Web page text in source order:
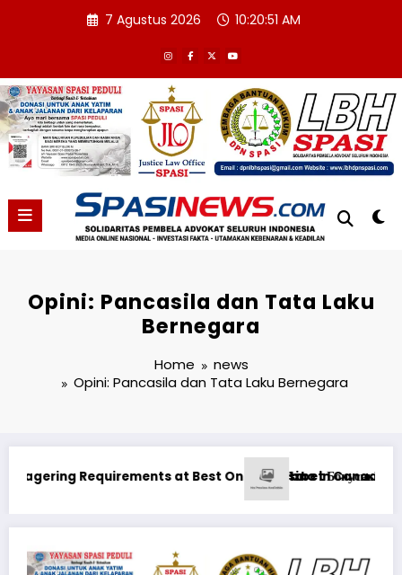
7 Agustus 2026 10:20:51 AM
Opini: Pancasila dan Tata Laku
Bernegara
Home
news
Opini: Pancasila dan Tata Laku Bernegara
Вашего Игрового ОпытаƏn yaxşı Pinco mərclərdə real